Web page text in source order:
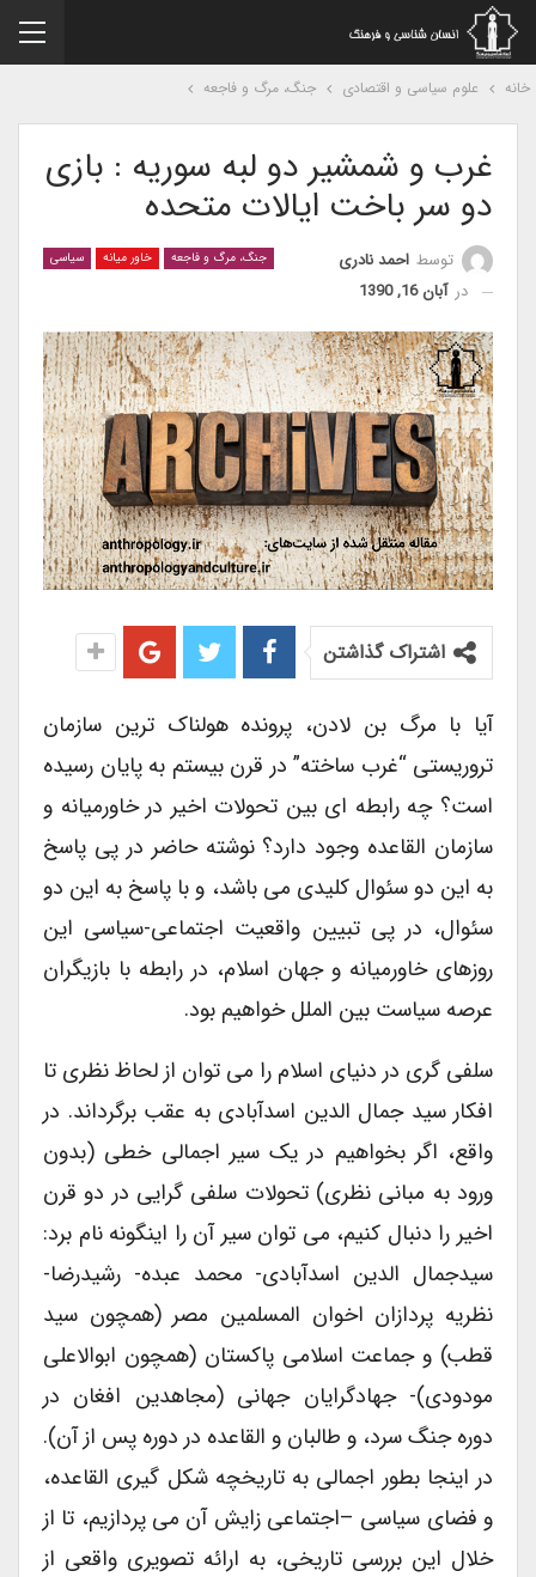
علوم سیاسی و اقتصادی جنگ، مرگ و فاجعه
غرب و شمشیر دو لبه سوریه : بازی
دو سر باخت ایالات متحده
جنگ، مرگ و فاجعه خاور میانه سیاسی توسطاحمد نادری
درآبان 16, 1390
اشتراک گذاشتن
آیا با مرگ بن لادن، پرونده هولناک ترین سازمان
تروریستی “غرب ساخته” در قرن بیستم به پایان رسیده
است؟ چه رابطه ای بین تحولات اخیر در خاورمیانه و
سازمان القاعده وجود دارد؟ نوشته حاضر در پی پاسخ
به این دو سئوال کلیدی می باشد، و با پاسخ به این دو
سئوال، در پی تبیین واقعیت اجتماعی-سیاسی این
روزهای خاورمیانه و جهان اسلام، در رابطه با بازیگران
عرصه سیاست بین الملل خواهیم بود.
سلفی گری در دنیای اسلام را می توان از لحاظ نظری تا
افکار سید جمال الدین اسدآبادی به عقب برگرداند. در
واقع، اگر بخواهیم در یک سیر اجمالی خطی (بدون
ورود به مبانی نظری) تحولات سلفی گرایی در دو قرن
اخیر را دنبال کنیم، می توان سیر آن را اینگونه نام برد:
سیدجمال الدین اسدآبادی- محمد عبده- رشیدرضا-
نظریه پردازان اخوان المسلمین مصر (همچون سید
قطب) و جماعت اسلامی پاکستان (همچون ابوالاعلی
مودودی)- جهادگرایان جهانی (مجاهدین افغان در
دوره جنگ سرد، و طالبان و القاعده در دوره پس از آن).
در اینجا بطور اجمالی به تاریخچه شکل گیری القاعده،
و فضای سیاسی –اجتماعی زایش آن می پردازیم، تا از
خلال این بررسی تاریخی، به ارائه تصویری واقعی از